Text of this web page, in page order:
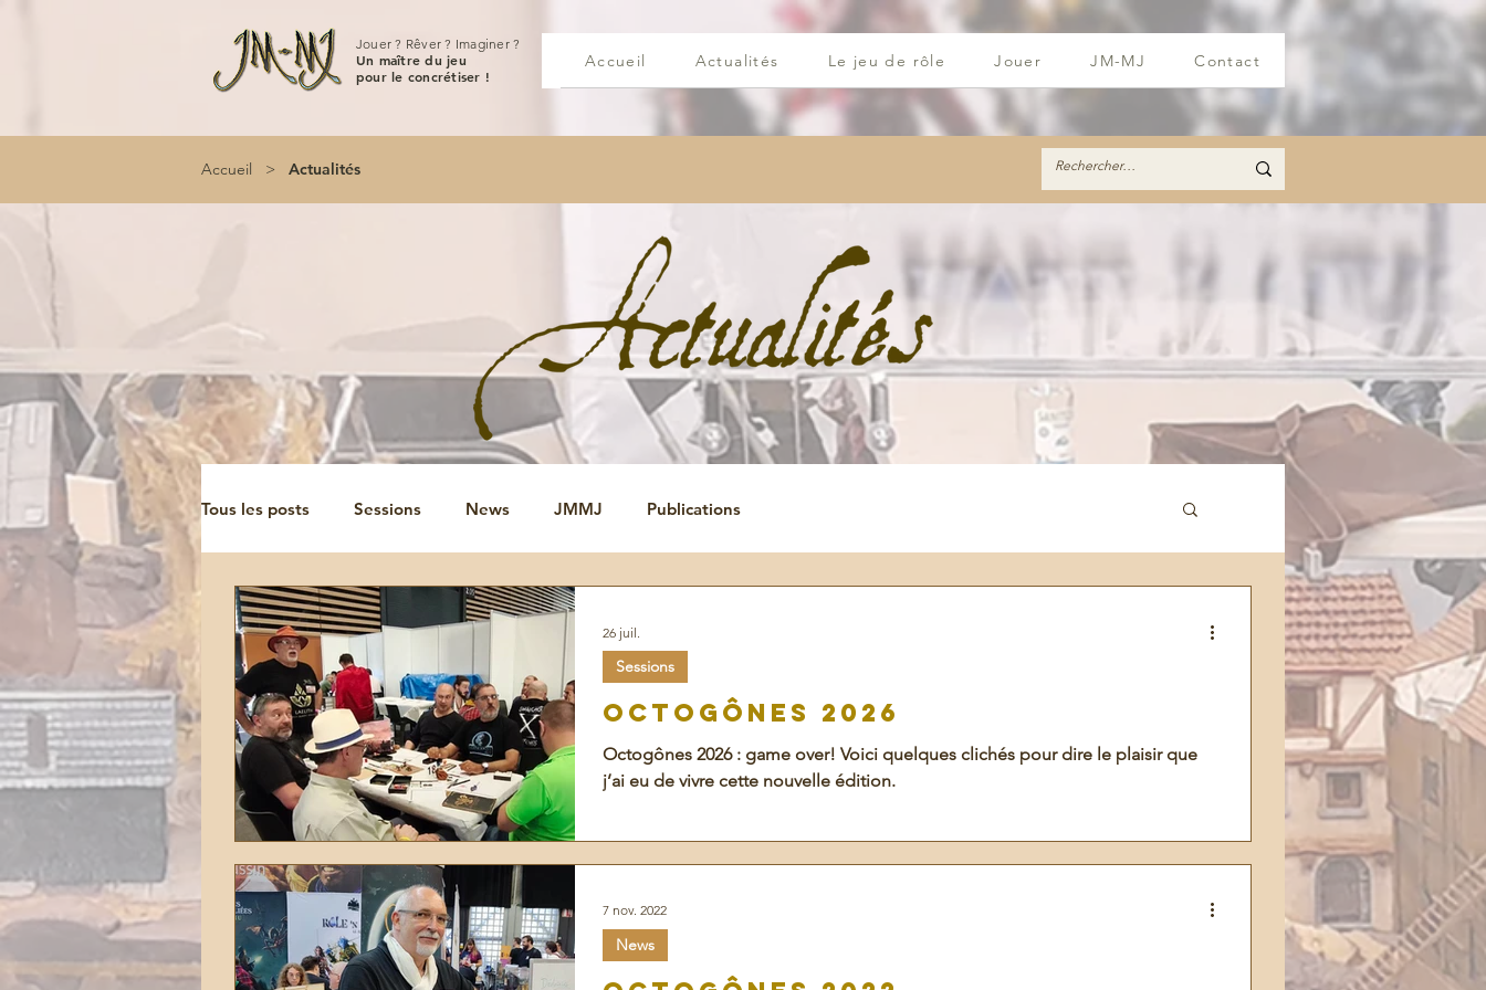
Jouer ? Rêver ? Imaginer ?
Un maître du jeu
pour le concrétiser !
Accueil Actualités Le jeu de rôle Jouer JM-MJ Contact
Accueil > Actualités
Tous les posts Sessions News JMMJ Publications
Octogônes 2026
Octogônes 2026 : game over! Voici quelques clichés pour dire le plaisir que
j’ai eu de vivre cette nouvelle édition.
Sessions
26 juil.
News
7 nov. 2022